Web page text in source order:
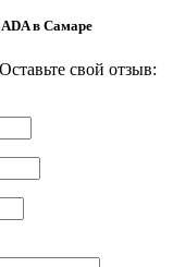
в Самаре
свой отзыв: